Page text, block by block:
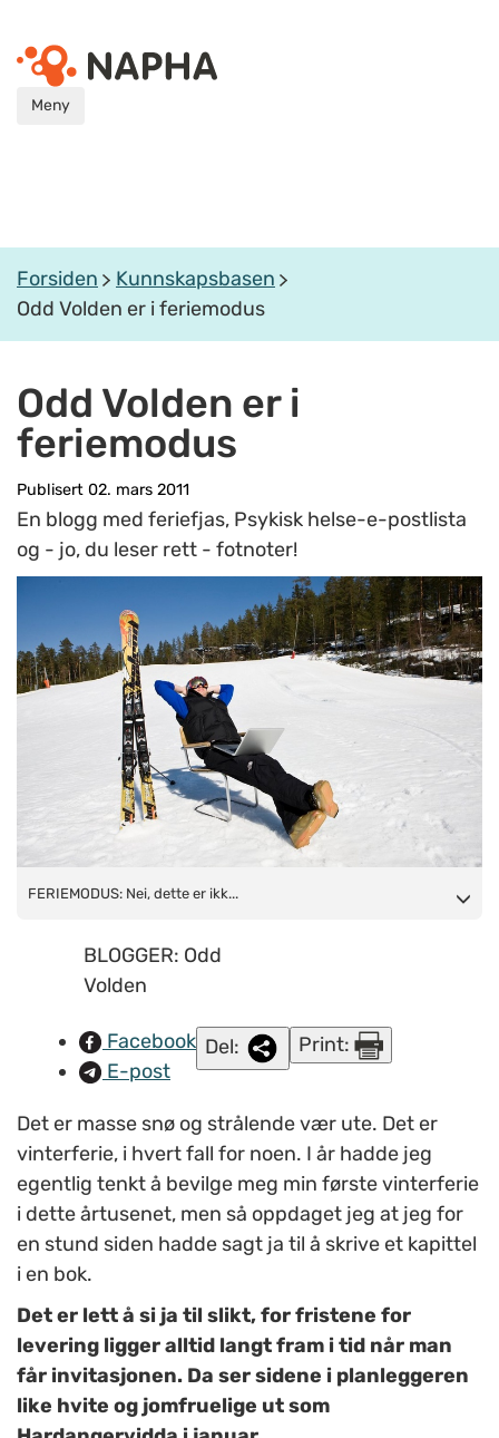
Meny
Forsiden
Kunnskapsbasen
Odd Volden er i feriemodus
Odd Volden er i
feriemodus
Publisert 02. mars 2011
En blogg med feriefjas, Psykisk helse-e-postlista
og - jo, du leser rett - fotnoter!
FERIEMODUS: Nei, dette er ikke Odd Volden, bare en
Illustrasjonsfoto: www.colourbox.no
FERIEMODUS: Nei, dette er ikk...
BLOGGER: Odd
Volden
Facebook
E-post
Del: Print:
Det er masse snø og strålende vær ute. Det er
vinterferie, i hvert fall for noen. I år hadde jeg
egentlig tenkt å bevilge meg min første vinterferie
i dette årtusenet, men så oppdaget jeg at jeg for
en stund siden hadde sagt ja til å skrive et kapittel
i en bok.
Det er lett å si ja til slikt, for fristene for
levering ligger alltid langt fram i tid når man
får invitasjonen. Da ser sidene i planleggeren
like hvite og jomfruelige ut som